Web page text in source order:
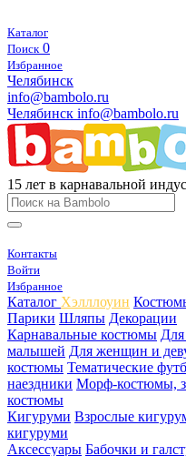
Каталог
Поиск 0
Избранное
Челябинск
info@bambolo.ru
Челябинск info@bambolo.ru
15 лет в карнавальной
Контакты
Войти
Избранное
Каталог Хэлллоуин
Парики Шляпы Декорации
Карнавальные костюмы Для
малышей Для женщин и
костюмы Тематические
наездники Морф-костюмы,
костюмы
Кигуруми Взрослые
кигуруми
Аксессуары Бабочки и